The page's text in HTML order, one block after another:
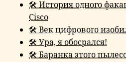
🛠 История одного
Cisco
🛠 Век цифрового
🛠 Ура, я обосрался!
🛠 Баранка этого